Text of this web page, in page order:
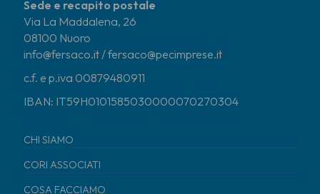
Sede e recapito postale
Via La Maddalena, 26
08100 Nuoro
info@fersaco.it / fersaco@pecimprese.it
c.f. e p.iva 00879480911
IBAN: IT59H0101585030000070270304
CHI SIAMO
CORI ASSOCIATI
COSA FACCIAMO